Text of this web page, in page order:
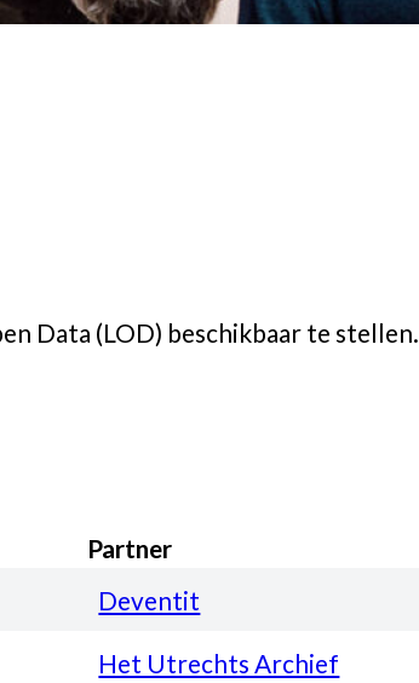
Data (LOD) beschikbaar te stellen.
Partner
Deventit
Het Utrechts Archief